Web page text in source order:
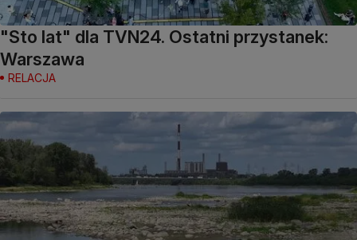
"Sto lat" dla TVN24. Ostatni przystanek:
Warszawa
RELACJA